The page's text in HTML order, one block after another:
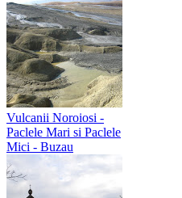
Vulcanii Noroiosi -
Paclele Mari si Paclele
Mici - Buzau